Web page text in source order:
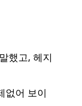
했고, 헤지
없어 보이